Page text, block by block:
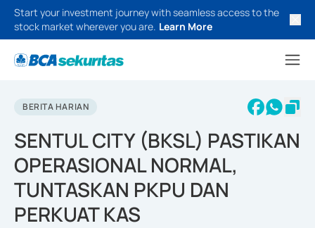
Start your investment journey with seamless access to the
stock market wherever you are. Learn More
BERITA HARIAN
SENTUL CITY (BKSL) PASTIKAN
OPERASIONAL NORMAL,
TUNTASKAN PKPU DAN
PERKUAT KAS